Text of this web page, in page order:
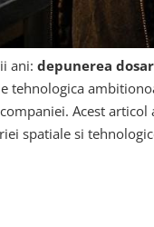
ani: depunerea
tehnologica
Acest
spatiale si